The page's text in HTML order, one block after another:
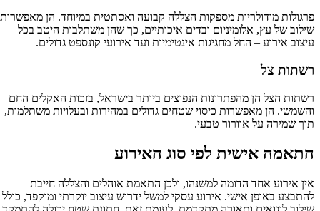
פרגולות מודולריות מספקות הצללה קבועה ואסתטית במיוחד. הן מאפשרות
שילוב של עץ, אלומיניום ובדים איכותיים, כך שהן משתלבות היטב בכל
עיצוב אירוע – החל מחגיגות אינטימיות ועד אירועי קונספט גדולים.
רשתות צל
רשתות הצל הן מהפתרונות הנפוצים ביותר בישראל, בזכות האקלים החם
והשמשי. הן מאפשרות כיסוי שטחים גדולים במהירות ובעלויות משתלמות,
תוך שמירה על אוורור טבעי.
התאמה אישית לפי סוג האירוע
אין אירוע אחד הדומה למשנהו, ולכן התאמת אוהלים והצללה חייבת
להתבצע באופן אישי. אירוע עסקי למשל ידרוש עיצוב יוקרתי ומוקפד, כולל